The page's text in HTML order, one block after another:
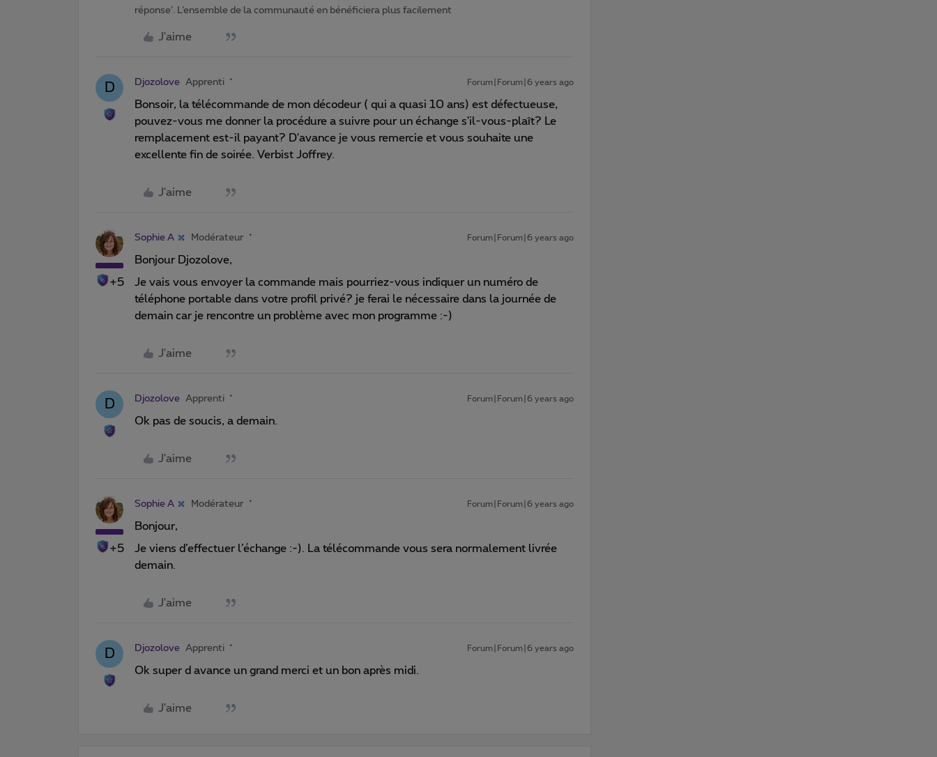
réponse’. L’ensemble de la communauté en bénéficiera plus facilement
J'aime
D Djozolove Apprenti Forum|Forum|6 years ago
Bonsoir, la télécommande de mon décodeur ( qui a quasi 10 ans) est défectueuse,
pouvez-vous me donner la procédure a suivre pour un échange s'il-vous-plaît? Le
remplacement est-il payant? D'avance je vous remercie et vous souhaite une
excellente fin de soirée. Verbist Joffrey.
J'aime
+5
Sophie A Modérateur Forum|Forum|6 years ago
Bonjour Djozolove,
Je vais vous envoyer la commande mais pourriez-vous indiquer un numéro de
téléphone portable dans votre profil privé? je ferai le nécessaire dans la journée de
demain car je rencontre un problème avec mon programme :-)
J'aime
D Djozolove Apprenti Forum|Forum|6 years ago
Ok pas de soucis, a demain.
J'aime
+5
Sophie A Modérateur Forum|Forum|6 years ago
Bonjour,
Je viens d’effectuer l’échange :-). La télécommande vous sera normalement livrée
demain.
J'aime
D Djozolove Apprenti Forum|Forum|6 years ago
Ok super d avance un grand merci et un bon après midi.
J'aime